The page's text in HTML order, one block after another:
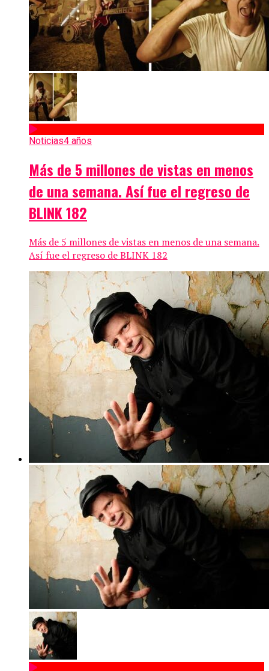
Noticias4 años
Más de 5 millones de vistas en menos
de una semana. Así fue el regreso de
BLINK 182
Más de 5 millones de vistas en menos de una semana.
Así fue el regreso de BLINK 182